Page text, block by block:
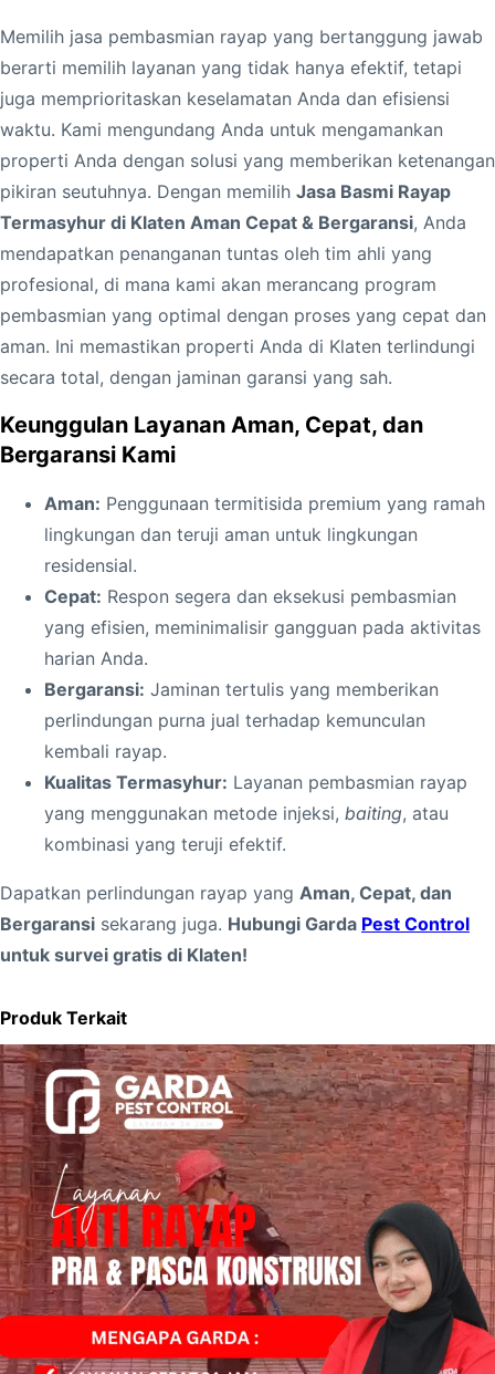
m
a
s
y
h
u
r
d
i
K
l
a
e
n
r
g
a
a
n
s
i
Memilih jasa pembasmian rayap yang bertanggung jawab
berarti memilih layanan yang tidak hanya efektif, tetapi
juga memprioritaskan keselamatan Anda dan efisiensi
waktu. Kami mengundang Anda untuk mengamankan
properti Anda dengan solusi yang memberikan ketenangan
pikiran seutuhnya. Dengan memilih Jasa Basmi Rayap
Termasyhur di Klaten Aman Cepat & Bergaransi, Anda
mendapatkan penanganan tuntas oleh tim ahli yang
profesional, di mana kami akan merancang program
pembasmian yang optimal dengan proses yang cepat dan
aman. Ini memastikan properti Anda di Klaten terlindungi
secara total, dengan jaminan garansi yang sah.
Keunggulan Layanan Aman, Cepat, dan
Bergaransi Kami
Aman: Penggunaan termitisida premium yang ramah
lingkungan dan teruji aman untuk lingkungan
residensial.
Cepat: Respon segera dan eksekusi pembasmian
yang efisien, meminimalisir gangguan pada aktivitas
harian Anda.
Bergaransi: Jaminan tertulis yang memberikan
perlindungan purna jual terhadap kemunculan
kembali rayap.
Kualitas Termasyhur: Layanan pembasmian rayap
yang menggunakan metode injeksi, baiting, atau
kombinasi yang teruji efektif.
Dapatkan perlindungan rayap yang Aman, Cepat, dan
Bergaransi sekarang juga. Hubungi Garda Pest Control
untuk survei gratis di Klaten!
Produk Terkait